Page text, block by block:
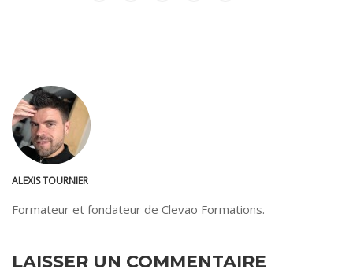
ALEXIS TOURNIER
Formateur et fondateur de Clevao Formations.
LAISSER UN COMMENTAIRE